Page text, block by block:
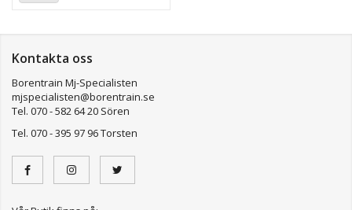
Kontakta oss
Borentrain Mj-Specialisten
mjspecialisten@borentrain.se
Tel. 070 - 582 64 20 Sören
Tel. 070 - 395 97 96 Torsten